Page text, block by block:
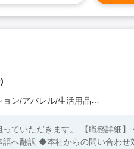
パレル/生活用品/家電 他）
っていただきます。 【職務詳細
へ翻訳 ◆本社からの問い合わせ